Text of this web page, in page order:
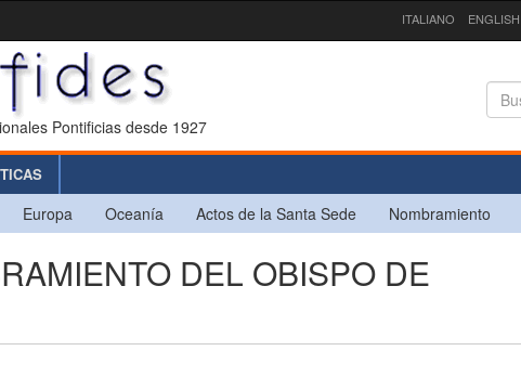
ITALIANO ENGLISH
Pontificias desde 1927
Europa Oceanía Actos de la Santa Sede Nombramiento
DEL OBISPO DE